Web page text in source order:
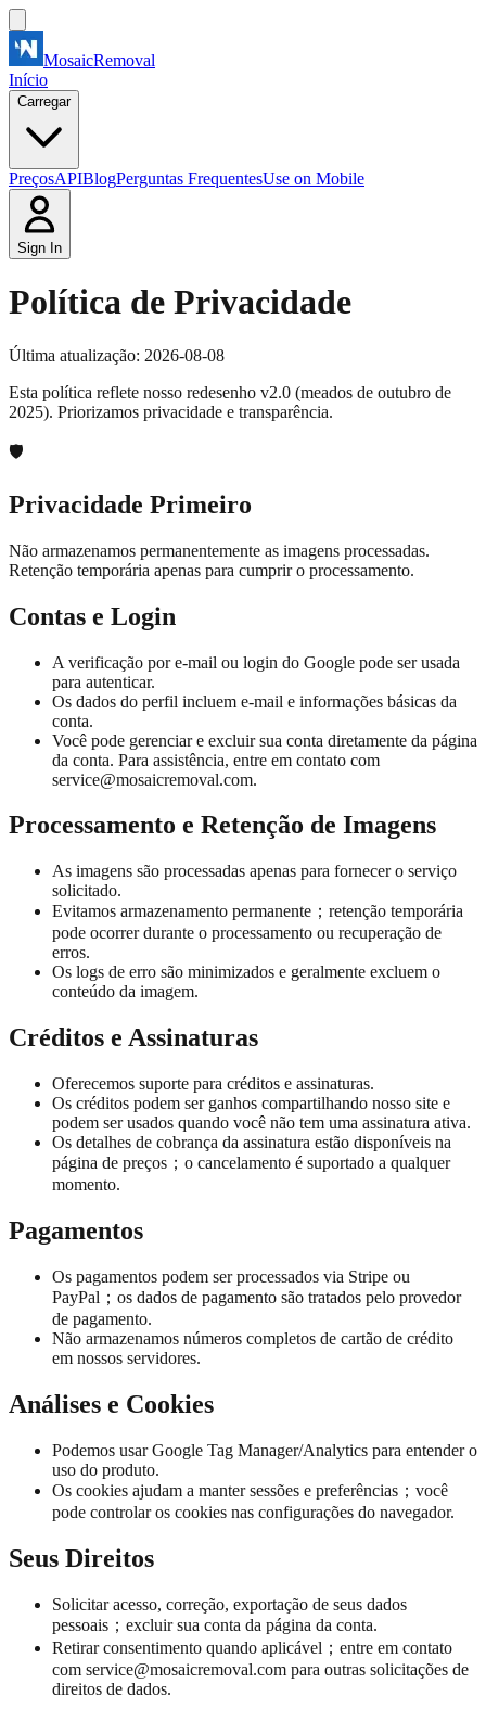
MosaicRemoval
Início
Carregar
PreçosAPIBlogPerguntas FrequentesUse on Mobile
Sign In
Política de Privacidade
Última atualização: 2026-08-08
Esta política reflete nosso redesenho v2.0 (meados de outubro de
2025). Priorizamos privacidade e transparência.
🛡️
Privacidade Primeiro
Não armazenamos permanentemente as imagens processadas.
Retenção temporária apenas para cumprir o processamento.
Contas e Login
A verificação por e-mail ou login do Google pode ser usada
para autenticar.
Os dados do perfil incluem e-mail e informações básicas da
conta.
Você pode gerenciar e excluir sua conta diretamente da página
da conta. Para assistência, entre em contato com
service@mosaicremoval.com.
Processamento e Retenção de Imagens
As imagens são processadas apenas para fornecer o serviço
solicitado.
Evitamos armazenamento permanente；retenção temporária
pode ocorrer durante o processamento ou recuperação de
erros.
Os logs de erro são minimizados e geralmente excluem o
conteúdo da imagem.
Créditos e Assinaturas
Oferecemos suporte para créditos e assinaturas.
Os créditos podem ser ganhos compartilhando nosso site e
podem ser usados quando você não tem uma assinatura ativa.
Os detalhes de cobrança da assinatura estão disponíveis na
página de preços；o cancelamento é suportado a qualquer
momento.
Pagamentos
Os pagamentos podem ser processados via Stripe ou
PayPal；os dados de pagamento são tratados pelo provedor
de pagamento.
Não armazenamos números completos de cartão de crédito
em nossos servidores.
Análises e Cookies
Podemos usar Google Tag Manager/Analytics para entender o
uso do produto.
Os cookies ajudam a manter sessões e preferências；você
pode controlar os cookies nas configurações do navegador.
Seus Direitos
Solicitar acesso, correção, exportação de seus dados
pessoais；excluir sua conta da página da conta.
Retirar consentimento quando aplicável；entre em contato
com service@mosaicremoval.com para outras solicitações de
direitos de dados.